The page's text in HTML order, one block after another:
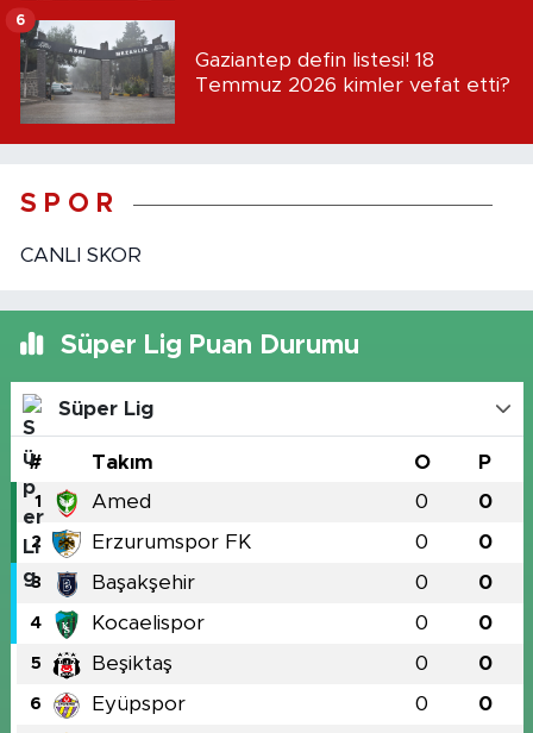
Gaziantep defin listesi! 18
Temmuz 2026 kimler vefat etti?
6
S P O R
CANLI SKOR
Süper Lig Puan Durumu
Süper Lig
# Takım O P
1 Amed 0 0
2 Erzurumspor FK 0 0
3 Başakşehir 0 0
4 Kocaelispor 0 0
5 Beşiktaş 0 0
6 Eyüpspor 0 0